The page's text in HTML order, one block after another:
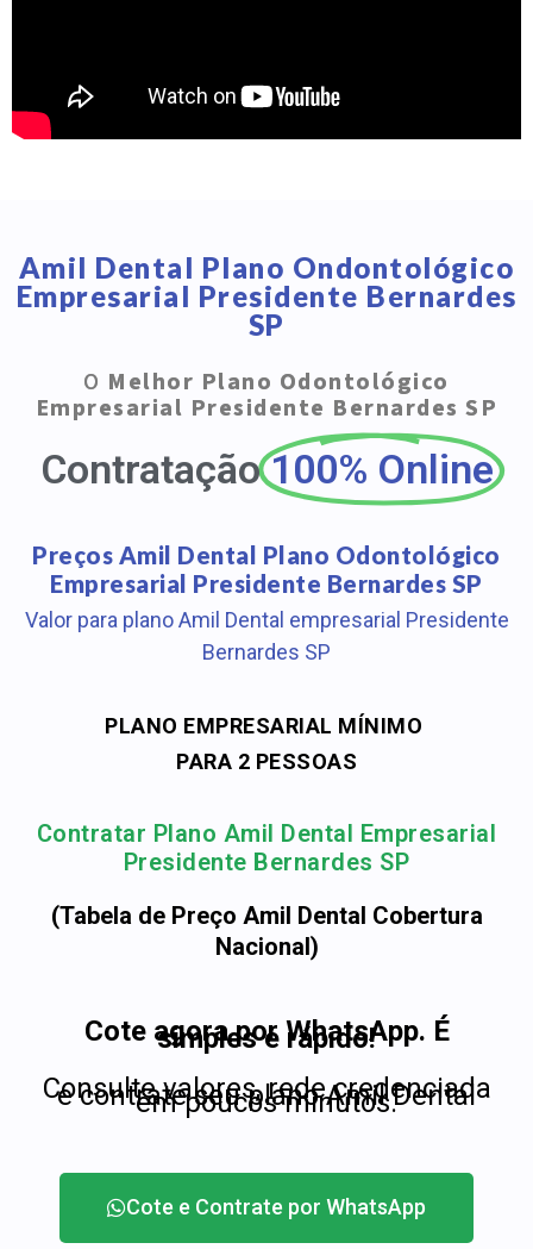
Amil Dental Plano Ondontológico
Empresarial Presidente Bernardes
SP
O Melhor Plano Odontológico
Empresarial Presidente Bernardes SP
Contratação 100% Online
Preços Amil Dental Plano Odontológico
Empresarial Presidente Bernardes SP
Valor para plano Amil Dental empresarial Presidente
Bernardes SP
PLANO EMPRESARIAL MÍNIMO
PARA 2 PESSOAS
Contratar Plano Amil Dental Empresarial
Presidente Bernardes SP
(Tabela de Preço Amil Dental Cobertura
Nacional)
Cote agora por WhatsApp. É
simples e rápido!
Consulte valores, rede credenciada
e contrate seu plano Amil Dental
em poucos minutos.
Cote e Contrate por WhatsApp